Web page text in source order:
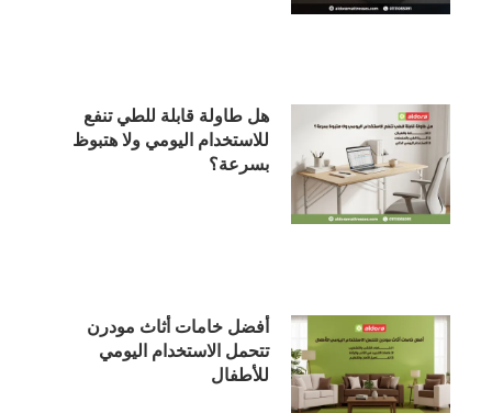
هل طاولة قابلة للطي تنفع
للاستخدام اليومي ولا هتبوظ
بسرعة؟
أفضل خامات أثاث مودرن
تتحمل الاستخدام اليومي
للأطفال